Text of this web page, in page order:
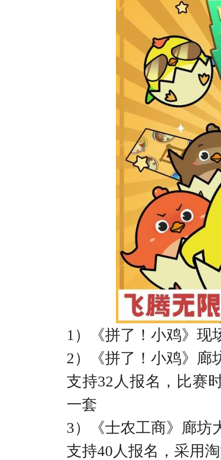
1 ）《拼了！小鸡》现
2 ）《拼了！小鸡》廊
支持32 人报名，比赛
一套
3）《士农工商》廊坊
支持40人报名，采用